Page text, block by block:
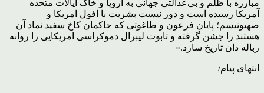
مبارزه با ظلم و بی‌عدالتی جهانی به اروپا و خاک ایالات متحده
آمریکا رسیده است و دور نیست بشریت با افول امریکا و
صهیونیسم؛ پایان فرعون و طاغوتی که حاکمان کاخ سفید نماد آن
هستند را جشن گرفته و تابوت لیبرال دموکراسی امریکایی را روانه
زباله دان تاریخ سازد.»
انتهای پیام/